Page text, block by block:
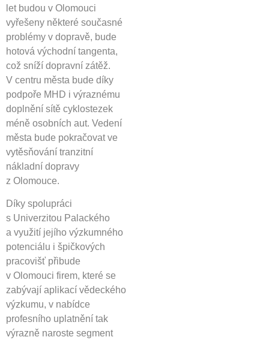
let budou v Olomouci
vyřešeny některé současné
problémy v dopravě, bude
hotová východní tangenta,
což sníží dopravní zátěž.
V centru města bude díky
podpoře MHD i výraznému
doplnění sítě cyklostezek
méně osobních aut. Vedení
města bude pokračovat ve
vytěsňování tranzitní
nákladní dopravy
z Olomouce.
Díky spolupráci
s Univerzitou Palackého
a využití jejího výzkumného
potenciálu i špičkových
pracovišť přibude
v Olomouci firem, které se
zabývají aplikací vědeckého
výzkumu, v nabídce
profesního uplatnění tak
výrazně naroste segment